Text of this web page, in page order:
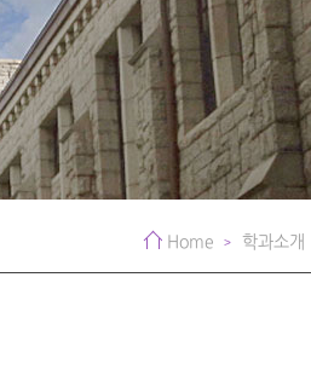
Home 학과소개